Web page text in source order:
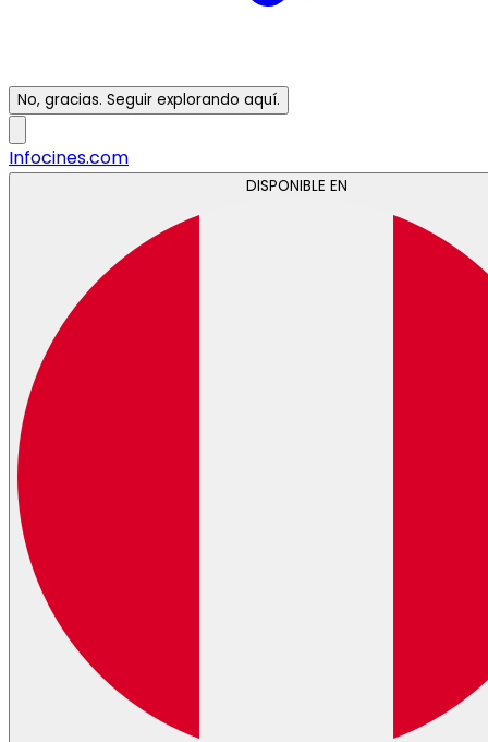
No, gracias. Seguir explorando aquí.
Infocines.com
DISPONIBLE EN